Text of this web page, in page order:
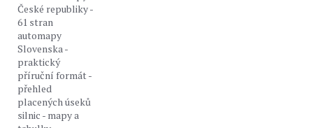
České republiky -
61 stran
automapy
Slovenska -
praktický
příruční formát -
přehled
placených úseků
silnic - mapy a